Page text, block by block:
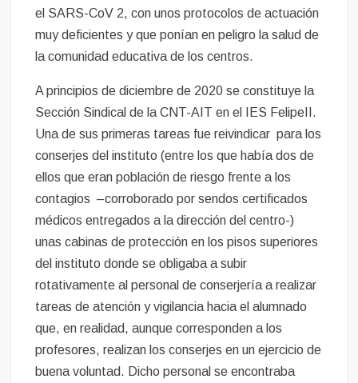
el SARS-CoV 2, con unos protocolos de actuación
muy deficientes y que ponían en peligro la salud de
la comunidad educativa de los centros.
A principios de diciembre de 2020 se constituye la
Sección Sindical de la CNT-AIT en el IES FelipeII.
Una de sus primeras tareas fue reivindicar para los
conserjes del instituto (entre los que había dos de
ellos que eran población de riesgo frente a los
contagios –corroborado por sendos certificados
médicos entregados a la dirección del centro-)
unas cabinas de protección en los pisos superiores
del instituto donde se obligaba a subir
rotativamente al personal de conserjería a realizar
tareas de atención y vigilancia hacia el alumnado
que, en realidad, aunque corresponden a los
profesores, realizan los conserjes en un ejercicio de
buena voluntad. Dicho personal se encontraba